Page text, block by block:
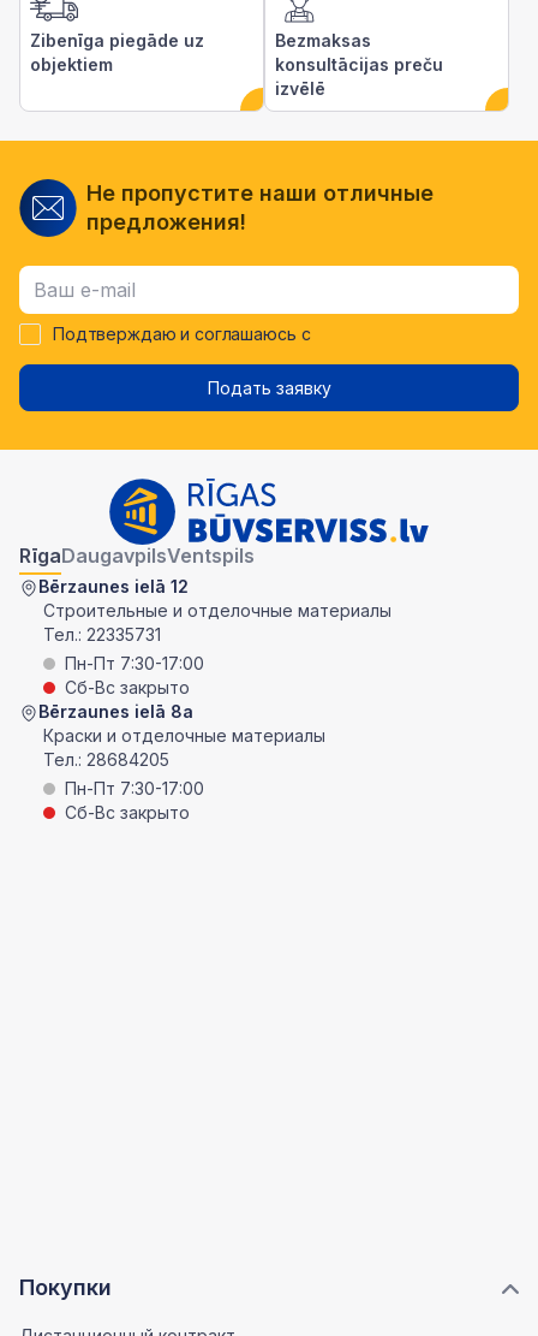
Zibenīga piegāde uz
objektiem
Bezmaksas
konsultācijas preču
izvēlē
Не пропустите наши отличные
предложения!
Подтверждаю и соглашаюсь с
Подать заявку
Покупки
RīgaDaugavpilsVentspils
Bērzaunes ielā 12
Строительные и отделочные материалы
Тел.: 22335731
Пн-Пт 7:30-17:00
Сб-Вс закрыто
Bērzaunes ielā 8a
Краски и отделочные материалы
Тел.: 28684205
Пн-Пт 7:30-17:00
Сб-Вс закрыто